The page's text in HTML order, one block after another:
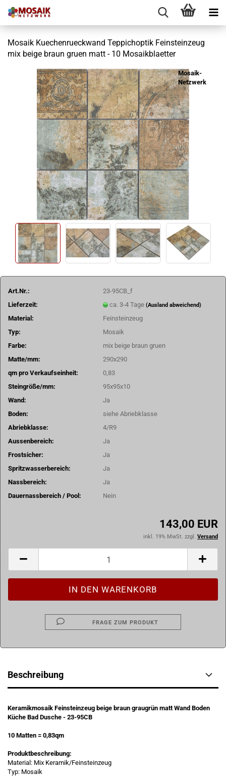
Mosaik Kuechenrueckwand Teppichoptik Feinsteinzeug
mix beige braun gruen matt - 10 Mosaikblaetter
Mosaik-
Netzwerk
Art.Nr.:
23-95CB_f
Lieferzeit:
ca. 3-4 Tage(Ausland abweichend)
Material:
Feinsteinzeug
Typ:
Mosaik
Farbe:
mix beige braun gruen
Matte/mm:
290x290
qm pro Verkaufseinheit:
0,83
Steingröße/mm:
95x95x10
Wand:
Ja
Boden:
siehe Abriebklasse
Abriebklasse:
4/R9
Aussenbereich:
Ja
Frostsicher:
Ja
Spritzwasserbereich:
Ja
Nassbereich:
Ja
Dauernassbereich / Pool:
Nein
143,00 EUR
inkl. 19% MwSt. zzgl. Versand
FRAGE ZUM PRODUKT
Beschreibung
Keramikmosaik Feinsteinzeug beige braun graugrün matt Wand Boden
Küche Bad Dusche - 23-95CB
10 Matten = 0,83qm
Produktbeschreibung:
Material: Mix Keramik/Feinsteinzeug
Typ: Mosaik